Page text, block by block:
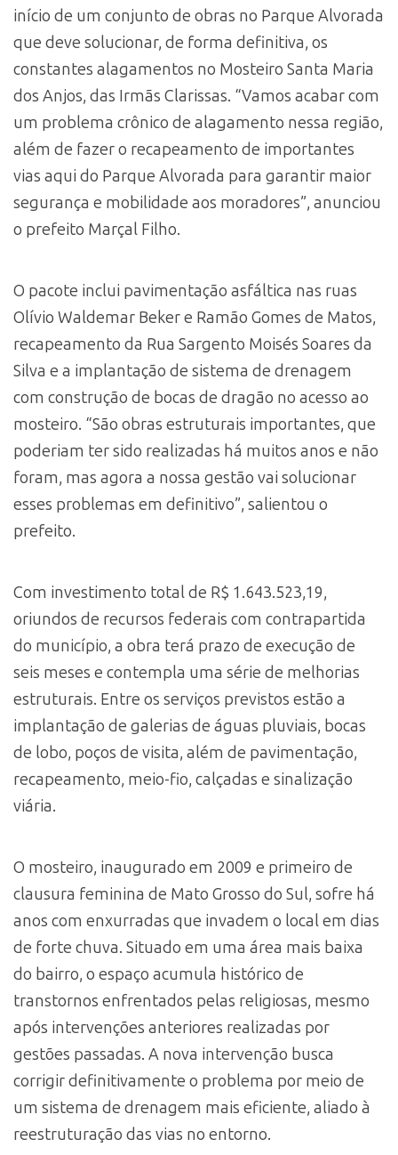
início de um conjunto de obras no Parque Alvorada
que deve solucionar, de forma definitiva, os
constantes alagamentos no Mosteiro Santa Maria
dos Anjos, das Irmãs Clarissas. “Vamos acabar com
um problema crônico de alagamento nessa região,
além de fazer o recapeamento de importantes
vias aqui do Parque Alvorada para garantir maior
segurança e mobilidade aos moradores”, anunciou
o prefeito Marçal Filho.
O pacote inclui pavimentação asfáltica nas ruas
Olívio Waldemar Beker e Ramão Gomes de Matos,
recapeamento da Rua Sargento Moisés Soares da
Silva e a implantação de sistema de drenagem
com construção de bocas de dragão no acesso ao
mosteiro. “São obras estruturais importantes, que
poderiam ter sido realizadas há muitos anos e não
foram, mas agora a nossa gestão vai solucionar
esses problemas em definitivo”, salientou o
prefeito.
Com investimento total de R$ 1.643.523,19,
oriundos de recursos federais com contrapartida
do município, a obra terá prazo de execução de
seis meses e contempla uma série de melhorias
estruturais. Entre os serviços previstos estão a
implantação de galerias de águas pluviais, bocas
de lobo, poços de visita, além de pavimentação,
recapeamento, meio-fio, calçadas e sinalização
viária.
O mosteiro, inaugurado em 2009 e primeiro de
clausura feminina de Mato Grosso do Sul, sofre há
anos com enxurradas que invadem o local em dias
de forte chuva. Situado em uma área mais baixa
do bairro, o espaço acumula histórico de
transtornos enfrentados pelas religiosas, mesmo
após intervenções anteriores realizadas por
gestões passadas. A nova intervenção busca
corrigir definitivamente o problema por meio de
um sistema de drenagem mais eficiente, aliado à
reestruturação das vias no entorno.